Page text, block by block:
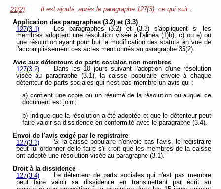
21(2)
Il est ajouté, après le paragraphe 127(3), ce qui suit :
Application des paragraphes (3.2) et (3.3)
127(3.1)
Les paragraphes (3.2) et (3.3) s'appliquent si les
membres adoptent une résolution visée à l'alinéa (1)b), c) ou e) ou
une résolution ayant pour but la modification des statuts en vue de
l'accomplissement des actes mentionnés au paragraphe 35(2).
Avis aux détenteurs de parts sociales non-membres
127(3.2)
Dans les 10 jours suivant l'adoption d'une résolution
visée au paragraphe (3.1), la caisse populaire envoie à chaque
détenteur de parts sociales qui n'est pas membre un avis qui :
a) contient une copie ou un résumé de la résolution ou auquel ce
document est joint;
b) indique que la résolution a été adoptée et que le détenteur peut
faire valoir sa dissidence en conformité avec le paragraphe (3.4).
Envoi de l'avis exigé par le registraire
127(3.3)
Si la caisse populaire n'envoie pas l'avis, le registraire
peut lui ordonner de le faire s'il croit que les membres de la caisse
ont adopté une résolution visée au paragraphe (3.1).
Droit à la dissidence
127(3.4)
Le détenteur de parts sociales qui n'est pas membre
peut faire valoir sa dissidence en transmettant par écrit au